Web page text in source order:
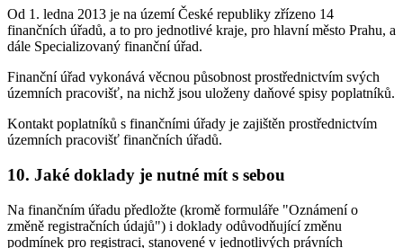
Od 1. ledna 2013 je na území České republiky zřízeno 14
finančních úřadů, a to pro jednotlivé kraje, pro hlavní město Prahu, a
dále Specializovaný finanční úřad.
Finanční úřad vykonává věcnou působnost prostřednictvím svých
územních pracovišť, na nichž jsou uloženy daňové spisy poplatníků.
Kontakt poplatníků s finančními úřady je zajištěn prostřednictvím
územních pracovišť finančních úřadů.
10. Jaké doklady je nutné mít s sebou
Na finančním úřadu předložte (kromě formuláře "Oznámení o
změně registračních údajů") i doklady odůvodňující změnu
podmínek pro registraci, stanovené v jednotlivých právních